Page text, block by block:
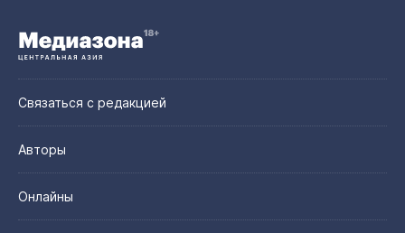
Связаться с редакцией
Авторы
Онлайны